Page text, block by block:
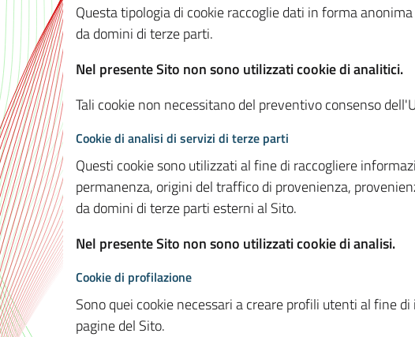
Questa tipologia di cookie raccoglie dati in forma
da domini di terze parti.
Nel presente Sito non sono utilizzati cookie di analitici.
Tali cookie non necessitano del preventivo consenso
Cookie di analisi di servizi di terze parti
Questi cookie sono utilizzati al fine di raccogliere
permanenza, origini del traffico di provenienza,
da domini di terze parti esterni al Sito.
Nel presente Sito non sono utilizzati cookie di analisi.
Cookie di profilazione
Sono quei cookie necessari a creare profili utenti al fine
pagine del Sito.